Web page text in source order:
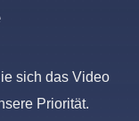
sich das Video
Priorität.